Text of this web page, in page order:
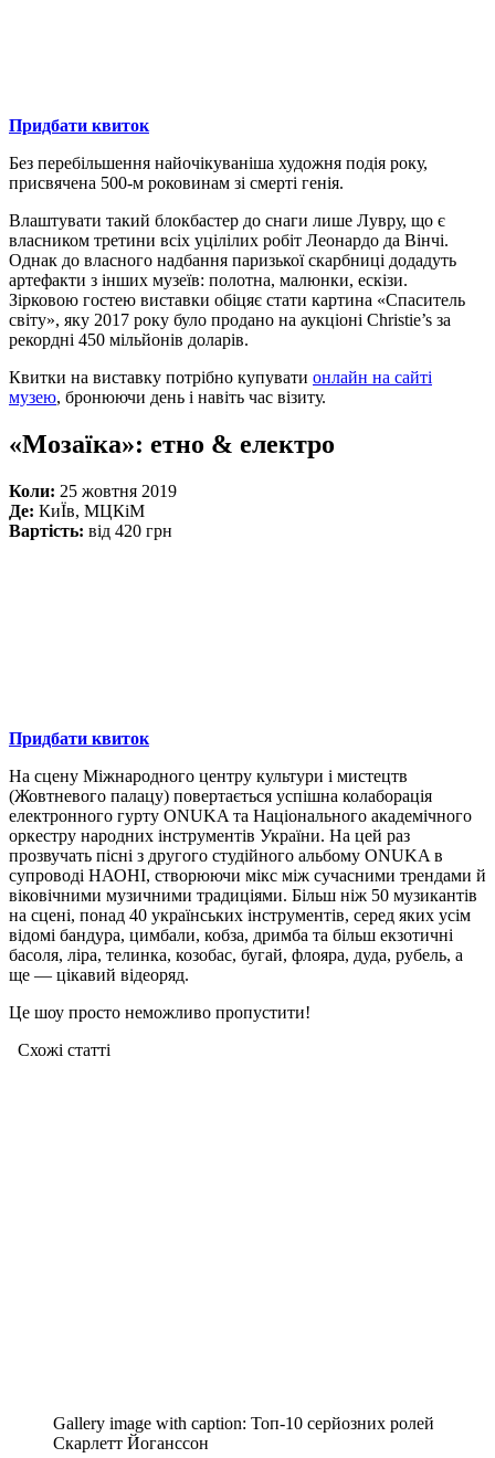
Придбати квиток
Без перебільшення найочікуваніша художня подія року,
присвячена 500-м роковинам зі смерті генія.
Влаштувати такий блокбастер до снаги лише Лувру, що є
власником третини всіх уцілілих робіт Леонардо да Вінчі.
Однак до власного надбання паризької скарбниці додадуть
артефакти з інших музеїв: полотна, малюнки, ескізи.
Зірковою гостею виставки обіцяє стати картина «Спаситель
світу», яку 2017 року було продано на аукціоні Christie’s за
рекордні 450 мільйонів доларів.
Квитки на виставку потрібно купувати онлайн на сайті
музею, бронюючи день і навіть час візиту.
«Мозаїка»: етно & електро
Коли: 25 жовтня 2019
Де: КиÏв, МЦКіМ
Вартість: від 420 грн
Придбати квиток
На сцену Міжнародного центру культури і мистецтв
(Жовтневого палацу) повертається успішна колаборація
електронного гурту ONUKA та Національного академічного
оркестру народних інструментів України. На цей раз
прозвучать пісні з другого студійного альбому ONUKA в
супроводі НАОНІ, створюючи мікс між сучасними трендами й
віковічними музичними традиціями. Більш ніж 50 музикантів
на сцені, понад 40 українських інструментів, серед яких усім
відомі бандура, цимбали, кобза, дримба та більш екзотичні
басоля, ліра, телинка, козобас, бугай, флояра, дуда, рубель, а
ще — цікавий відеоряд.
Це шоу просто неможливо пропустити!
Схожі статтi
Gallery image with caption: Топ-10 серйозних ролей
Скарлетт Йоганссон